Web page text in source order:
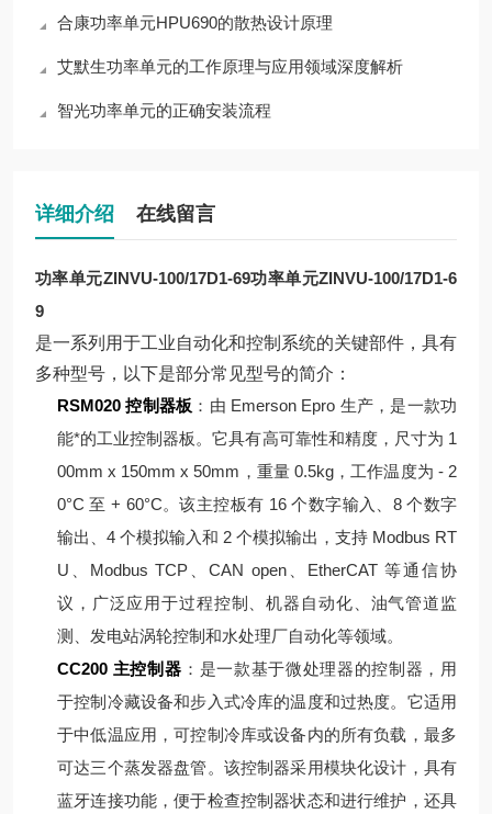
合康功率单元HPU690的散热设计原理
艾默生功率单元的工作原理与应用领域深度解析
智光功率单元的正确安装流程
详细介绍 在线留言
功率单元ZINVU-100/17D1-69功率单元ZINVU-100/17D1-6
9
是一系列用于工业自动化和控制系统的关键部件，具有
多种型号，以下是部分常见型号的简介：
RSM020 控制器板 ：由 Emerson Epro 生产，是一款功
能*的工业控制器板。它具有高可靠性和精度，尺寸为 1
00mm x 150mm x 50mm，重量 0.5kg，工作温度为 - 2
0°C 至 + 60°C。该主控板有 16 个数字输入、8 个数字
输出、4 个模拟输入和 2 个模拟输出，支持 Modbus RT
U、Modbus TCP、CAN open、EtherCAT 等通信协
议，广泛应用于过程控制、机器自动化、油气管道监
测、发电站涡轮控制和水处理厂自动化等领域。
CC200 主控制器 ：是一款基于微处理器的控制器，用
于控制冷藏设备和步入式冷库的温度和过热度。它适用
于中低温应用，可控制冷库或设备内的所有负载，最多
可达三个蒸发器盘管。该控制器采用模块化设计，具有
蓝牙连接功能，便于检查控制器状态和进行维护，还具